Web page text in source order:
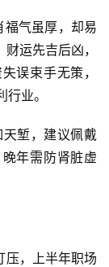
福气虽厚，却易
运先吉后凶，
误束手无策，
业。
堑，建议佩戴
年需防肾脏虚
压，上半年职场